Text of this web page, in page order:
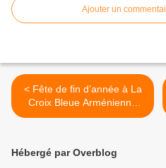
Ajouter un
< Fête de fin d’année à La
Croix Bleue Arménienne
d’Issy-les-Moulineaux
Hébergé par Overblog